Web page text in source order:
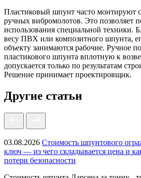
Пластиковый шпунт часто монтируют
ручных вибромолотов. Это позволяет
использования специальной техники.
весу ПВХ или композитного шпунта,
объекту занимаются рабочие. Ручное
пластикового шпунта вплотную к
допускается только по результатам
Решение принимает проектировщик.
Другие статьи
03.08.2026 Стоимость шпунтового
ключ — из чего складывается цена и
потери безопасности